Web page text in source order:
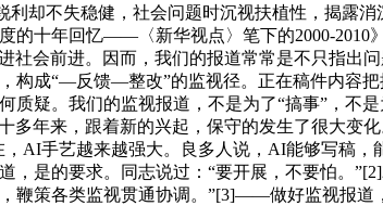
利却不失稳健，社会问题时沉视扶植性，揭
的十年回忆——〈新华视点〉笔下的2000-2010
社会前进。因而，我们的报道常常是不只指
构成“—反馈—整改”的监视径。正在稿件内容
质疑。我们的监视报道，不是为了“搞事”，不
多年来，跟着新的兴起，保守的发生了很大变
AI手艺越来越强大。良多人说，AI能够写稿
是的要求。同志说过：“要开展，不要怕。
鞭策各类监视贯通协调。”[3]——做好监视报